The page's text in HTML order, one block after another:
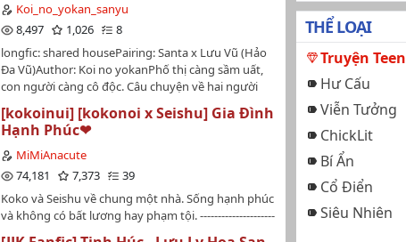
Koi_no_yokan_sanyu
8,497
1,026
8
longfic: shared housePairing: Santa x Lưu Vũ (Hảo
Đa Vũ)Author: Koi no yokanPhố thị càng sầm uất,
con người càng cô độc. Câu chuyện về hai người
những tháng ngày ngọt ngào giản đơn bên nhau.
…
[kokoinui] [kokonoi x Seishu] Gia Đình
Hạnh Phúc❤
MiMiAnacute
74,181
7,373
39
Koko và Seishu về chung một nhà. Sống hạnh phúc
và không có bất lương hay phạm tội. ---------------------
THỂ LOẠI
Truyện Teen
Hư Cấu
Viễn Tưởng
ChickLit
Bí Ẩn
Cổ Điển
Siêu Nhiên